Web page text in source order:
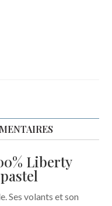
Liberty
Ses volants et son